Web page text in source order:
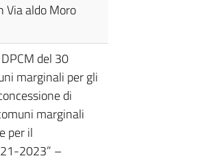
Via aldo Moro
del 30
marginali per gli
di
marginali
per il
2023” –